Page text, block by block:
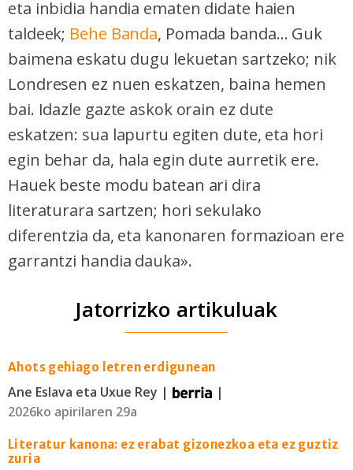
eta inbidia handia ematen didate haien
taldeek; Behe Banda, Pomada banda... Guk
baimena eskatu dugu lekuetan sartzeko; nik
Londresen ez nuen eskatzen, baina hemen
bai. Idazle gazte askok orain ez dute
eskatzen: sua lapurtu egiten dute, eta hori
egin behar da, hala egin dute aurretik ere.
Hauek beste modu batean ari dira
literaturara sartzen; hori sekulako
diferentzia da, eta kanonaren formazioan ere
garrantzi handia dauka».
Jatorrizko artikuluak
Ahots gehiago letren erdigunean
Ane Eslava eta Uxue Rey |
|
2026ko apirilaren 29a
Literatur kanona: ez erabat gizonezkoa eta ez guztiz
zuria